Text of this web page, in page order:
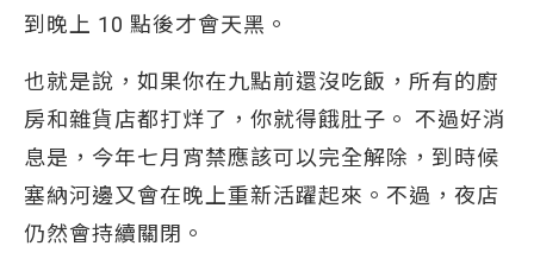
到晚上 10 點後才會天黑。
也就是說，如果你在九點前還沒吃飯，所有的廚
房和雜貨店都打烊了，你就得餓肚子。 不過好消
息是，今年七月宵禁應該可以完全解除，到時候
塞納河邊又會在晚上重新活躍起來。不過，夜店
仍然會持續關閉。